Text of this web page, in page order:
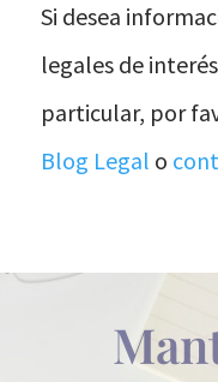
Si desea
legales de
particular, por
Blog Legal o